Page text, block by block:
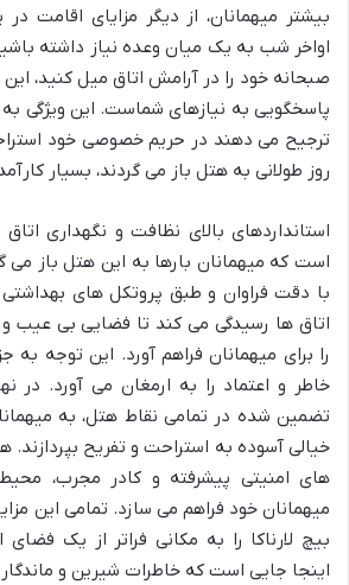
بیشتر میهمانان، از دیگر مزایای اقامت
اواخر شب به یک میان وعده نیاز داشته
صبحانه خود را در آرامش اتاق میل کنید،
پاسخگویی به نیازهای شماست. این ویژگی به
ترجیح می دهند در حریم خصوصی خود
روز طولانی به هتل باز می گردند، بسیار
استانداردهای بالای نظافت و نگهداری
است که میهمانان بارها به این هتل باز
با دقت فراوان و طبق پروتکل های بهداشتی
اتاق ها رسیدگی می کند تا فضایی بی عیب
را برای میهمانان فراهم آورد. این توجه
خاطر و اعتماد را به ارمغان می آورد. در
تضمین شده در تمامی نقاط هتل، به
خیالی آسوده به استراحت و تفریح بپردازند.
های امنیتی پیشرفته و کادر مجرب،
میهمانان خود فراهم می سازد. تمامی این
بیچ لارناکا را به مکانی فراتر از یک
اینجا جایی است که خاطرات شیرین و